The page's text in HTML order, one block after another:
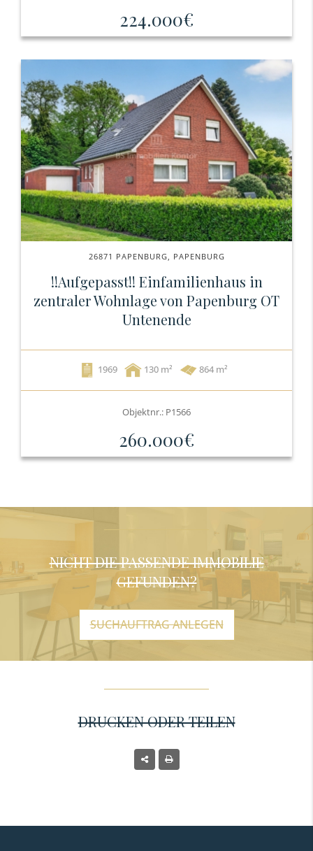
224.000€
26871 PAPENBURG, PAPENBURG
!!Aufgepasst!! Einfamilienhaus in
zentraler Wohnlage von Papenburg OT
Untenende
1969 130 864 m²
Objektnr.: P1566
260.000€
NICHT DIE PASSENDE IMMOBILIE
GEFUNDEN?
SUCHAUFTRAG ANLEGEN
DRUCKEN ODER TEILEN